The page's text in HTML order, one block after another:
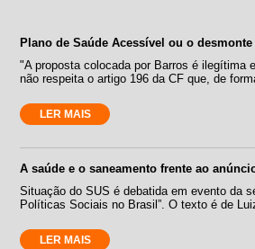
Plano de Saúde Acessível ou o
"A proposta colocada por Barros é ilegítima
não respeita o artigo 196 da CF que, de
LER MAIS
A saúde e o saneamento frente ao
Situação do SUS é debatida em evento da
Políticas Sociais no Brasil”. O texto é de
LER MAIS